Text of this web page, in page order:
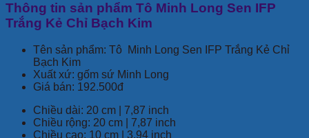
Thông tin sản phẩm Tô Minh Long Sen IFP
Trắng Kẻ Chỉ Bạch Kim
Tên sản phẩm: Tô Minh Long Sen IFP Trắng Kẻ Chỉ
Bạch Kim
Xuất xứ: gốm sứ Minh Long
Giá bán: 192.500đ
Chiều dài: 20 cm | 7,87 inch
Chiều rộng: 20 cm | 7,87 inch
Chiều cao: 10 cm | 3,94 inch